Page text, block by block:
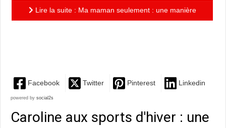
Lire la suite : Ma maman seulement : une manière
Facebook Twitter Pinterest Linkedin
powered by social2s
Caroline aux sports d'hiver : une